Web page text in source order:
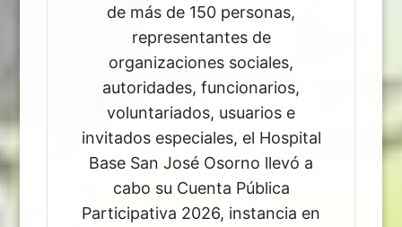
de más de 150 personas,
representantes de
organizaciones sociales,
autoridades, funcionarios,
voluntariados, usuarios e
invitados especiales, el Hospital
Base San José Osorno llevó a
cabo su Cuenta Pública
Participativa 2026, instancia en